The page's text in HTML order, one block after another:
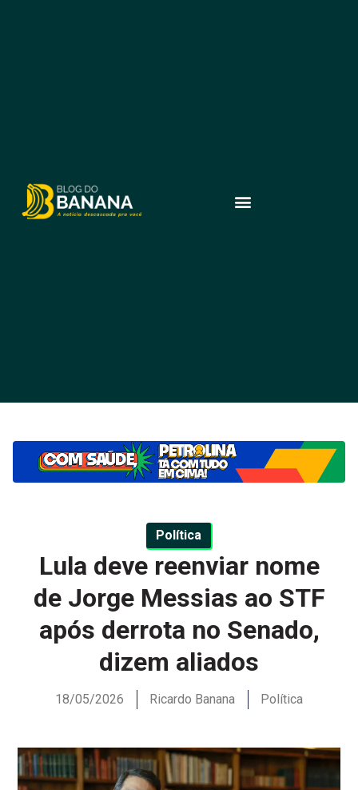
Política
Lula deve reenviar nome
de Jorge Messias ao STF
após derrota no Senado,
dizem aliados
18/05/2026 Ricardo Banana Política